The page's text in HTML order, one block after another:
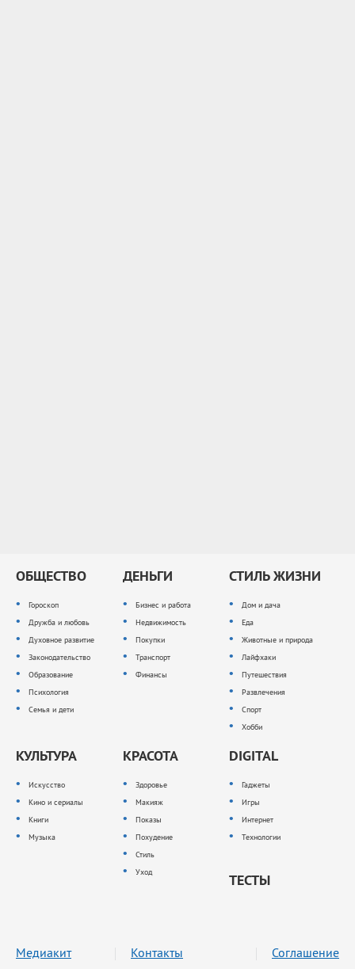
ОБЩЕСТВО
Гороскоп
Дружба и любовь
Духовное развитие
Законодательство
Образование
Психология
Семья и дети
ДЕНЬГИ
Бизнес и работа
Недвижимость
Покупки
Транспорт
Финансы
СТИЛЬ ЖИЗНИ
Дом и дача
Еда
Животные и природа
Лайфхаки
Путешествия
Развлечения
Спорт
Хобби
КУЛЬТУРА
Искусство
Кино и сериалы
Книги
Музыка
КРАСОТА
Здоровье
Макияж
Показы
Похудение
Стиль
Уход
DIGITAL
Гаджеты
Игры
Интернет
Технологии
ТЕСТЫ
Медиакит Контакты Соглашение